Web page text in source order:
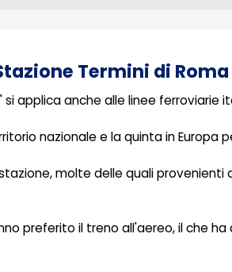
Termini di Roma
applica anche alle linee ferroviarie
nazionale e la quinta in Europa
molte delle quali
preferito il treno all'aereo, il che